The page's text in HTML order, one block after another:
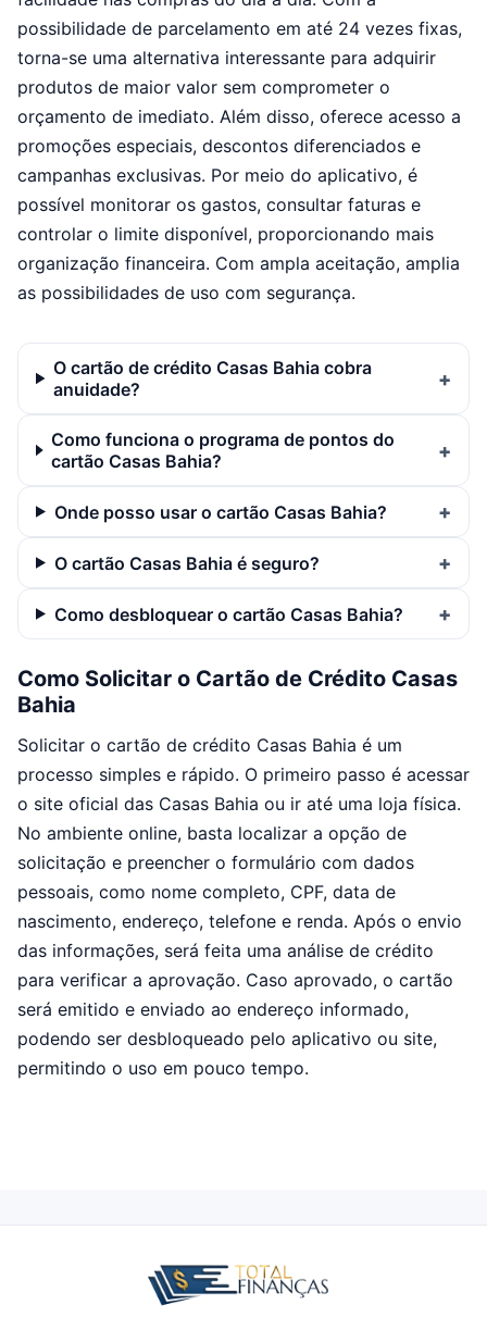
possibilidade de parcelamento em até 24 vezes fixas,
torna-se uma alternativa interessante para adquirir
produtos de maior valor sem comprometer o
orçamento de imediato. Além disso, oferece acesso a
promoções especiais, descontos diferenciados e
campanhas exclusivas. Por meio do aplicativo, é
possível monitorar os gastos, consultar faturas e
controlar o limite disponível, proporcionando mais
organização financeira. Com ampla aceitação, amplia
as possibilidades de uso com segurança.
O cartão de crédito Casas Bahia cobra
anuidade?
Como funciona o programa de pontos do
cartão Casas Bahia?
Onde posso usar o cartão Casas Bahia?
O cartão Casas Bahia é seguro?
Como desbloquear o cartão Casas Bahia?
Como Solicitar o Cartão de Crédito Casas
Bahia
Solicitar o cartão de crédito Casas Bahia é um
processo simples e rápido. O primeiro passo é acessar
o site oficial das Casas Bahia ou ir até uma loja física.
No ambiente online, basta localizar a opção de
solicitação e preencher o formulário com dados
pessoais, como nome completo, CPF, data de
nascimento, endereço, telefone e renda. Após o envio
das informações, será feita uma análise de crédito
para verificar a aprovação. Caso aprovado, o cartão
será emitido e enviado ao endereço informado,
podendo ser desbloqueado pelo aplicativo ou site,
permitindo o uso em pouco tempo.